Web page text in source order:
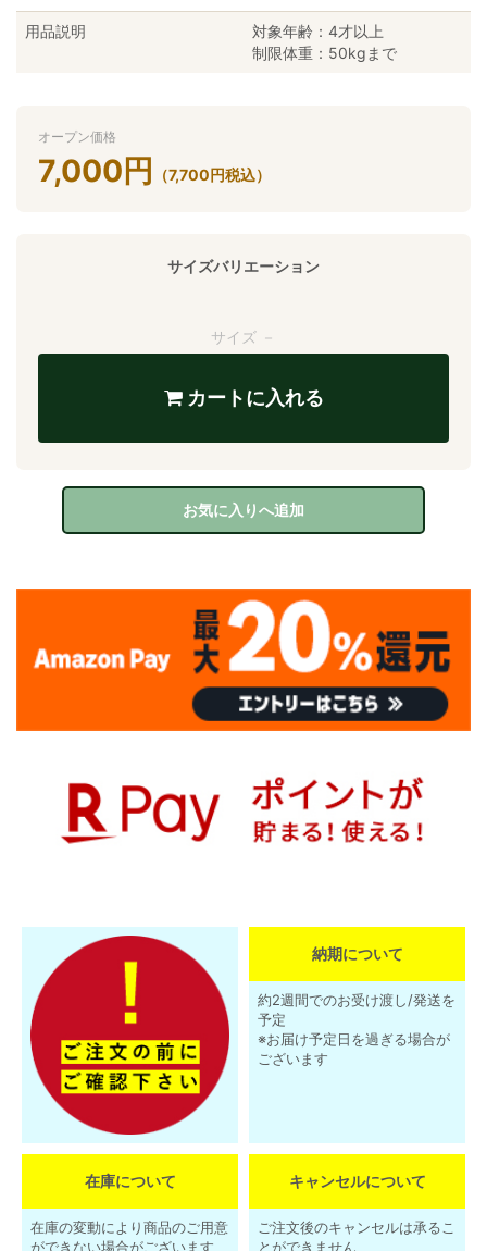
用品説明
対象年齢：4才以上
制限体重：50kgまで
オープン価格
7,000 円 （7,700円税込）
サイズバリエーション
サイズ －
カートに入れる
お気に入りへ追加
納期について
約2週間でのお受け渡し/発送を
予定
※お届け予定日を過ぎる場合が
ございます
在庫について
在庫の変動により商品のご用意
ができない場合がございます
キャンセルについて
ご注文後のキャンセルは承るこ
とができません